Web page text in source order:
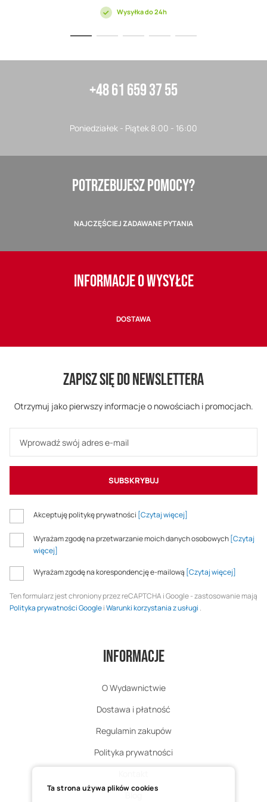
Wysyłka do 24h
+48 61 659 37 55
Poniedziałek - Piątek 8:00 - 16:00
POTRZEBUJESZ POMOCY?
NAJCZĘŚCIEJ ZADAWANE PYTANIA
INFORMACJE O WYSYŁCE
DOSTAWA
ZAPISZ SIĘ DO NEWSLETTERA
Otrzymuj jako pierwszy informacje o nowościach i promocjach.
SUBSKRYBUJ
Akceptuję politykę prywatności [Czytaj więcej]
Wyrażam zgodę na przetwarzanie moich danych osobowych [Czytaj
więcej]
Wyrażam zgodę na korespondencję e-mailową [Czytaj więcej]
Ten formularz jest chroniony przez reCAPTCHA i Google - zastosowanie mają
Polityka prywatności GoogleiWarunki korzystania z usługi .
Informacje
O Wydawnictwie
Dostawa i płatność
Regulamin zakupów
Polityka prywatności
Ta strona używa plików cookies